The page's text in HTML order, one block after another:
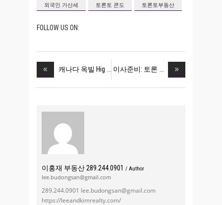
외국인 가산세 토론토 콘도 토론토부동산
FOLLOW US ON:
캐나다 옥빌 Hig 이사준비: 토론
이홍재 부동산 289.244.0901 / Author
lee.budongsan@gmail.com
289.244.0901 lee.budongsan@gmail.com
https://leeandkimrealty.com/